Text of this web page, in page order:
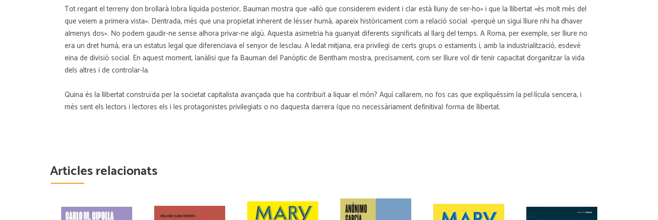
Tot regant el terreny don brollarà lobra líquida posterior, Bauman mostra que «allò que considerem evident i clar està lluny de ser-ho» i que la llibertat «és molt més del
que veiem a primera vista». Dentrada, més que una propietat inherent de lésser humà, apareix històricament com a relació social: «perquè un sigui lliure nhi ha dhaver
almenys dos». No podem gaudir-ne sense alhora privar-ne algú. Aquesta asimetria ha guanyat diferents significats al llarg del temps. A Roma, per exemple, ser lliure no
era un dret humà, era un estatus legal que diferenciava el senyor de lesclau. A ledat mitjana, era privilegi de certs grups o estaments i, amb la industrialització, esdevé
eina de divisió social. En aquest moment, lanàlisi que fa Bauman del Panòptic de Bentham mostra, precisament, com ser lliure vol dir tenir capacitat dorganitzar la vida
dels altres i de controlar-la.
Quina és la llibertat construïda per la societat capitalista avançada que ha contribuït a liquar el món? Aquí callarem, no fos cas que expliquéssim la pel·lícula sencera, i
més sent els lectors i lectores els i les protagonistes privilegiats o no daquesta darrera (que no necessàriament definitiva) forma de llibertat.
Articles relacionats